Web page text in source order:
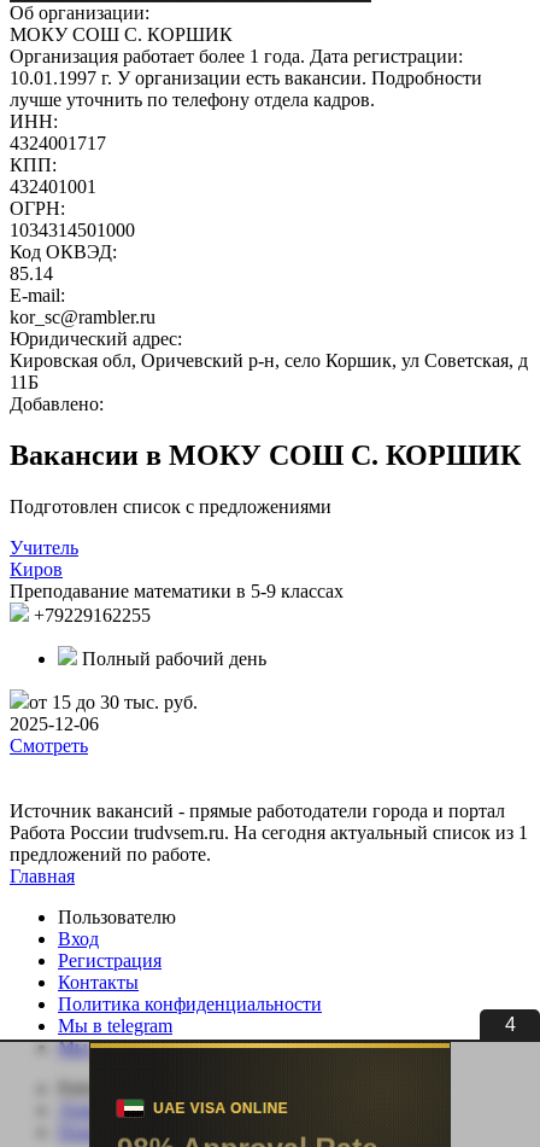
Об организации:
МОКУ СОШ С. КОРШИК
Организация работает более 1 года. Дата регистрации:
10.01.1997 г. У организации есть вакансии. Подробности
лучше уточнить по телефону отдела кадров.
ИНН:
4324001717
КПП:
432401001
ОГРН:
1034314501000
Код ОКВЭД:
85.14
E-mail:
kor_sc@rambler.ru
Юридический адрес:
Кировская обл, Оричевский р-н, село Коршик, ул Советская, д
11Б
Добавлено:
Вакансии в МОКУ СОШ С. КОРШИК
Подготовлен список с предложениями
Учитель
Киров
Преподавание математики в 5-9 классах
+79229162255
Полный рабочий день
от 15 до 30 тыс. руб.
2025-12-06
Смотреть
Источник вакансий - прямые работодатели города и портал
Работа России trudvsem.ru. На сегодня актуальный список из 1
предложений по работе.
4
Главная
Пользователю
Вход
Регистрация
Контакты
Политика конфиденциальности
Мы в telegram
Мы в ВК
Добавить вакансию